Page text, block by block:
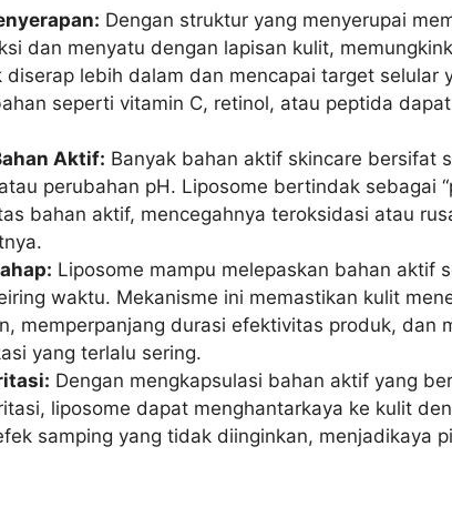
Dengan struktur yang menyerupai
dan menyatu dengan lapisan kulit,
diserap lebih dalam dan mencapai target selular
seperti vitamin C, retinol, atau peptida
Aktif: Banyak bahan aktif skincare bersifat
perubahan pH. Liposome bertindak sebagai
bahan aktif, mencegahnya teroksidasi atau
Liposome mampu melepaskan bahan aktif
waktu. Mekanisme ini memastikan kulit
memperpanjang durasi efektivitas produk, dan
yang terlalu sering.
Dengan mengkapsulasi bahan aktif yang
liposome dapat menghantarkaya ke kulit
samping yang tidak diinginkan, menjadikaya